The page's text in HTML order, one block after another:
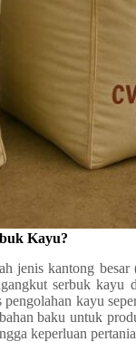
Kayu?
jenis kantong
serbuk kayu
kayu
baku untuk
keperluan